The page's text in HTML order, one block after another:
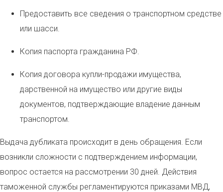
Предоставить все сведения о транспортном средстве
или шасси.
Копия паспорта гражданина РФ.
Копия договора купли-продажи имущества,
дарственной на имущество или другие виды
документов, подтверждающие владение данным
транспортом.
Выдача дубликата происходит в день обращения. Если
возникли сложности с подтверждением информации,
вопрос остается на рассмотрении 30 дней. Действия
таможенной службы регламентируются приказами МВД,